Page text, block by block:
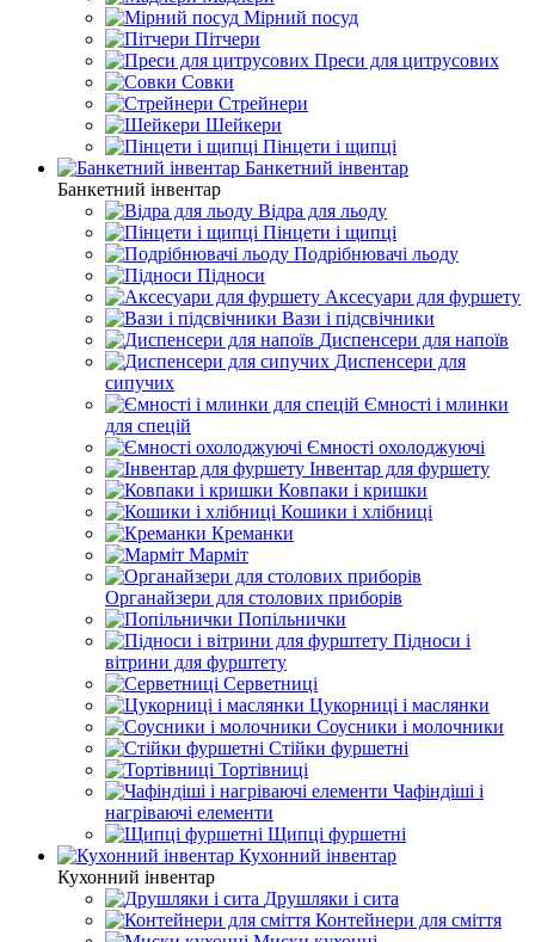
Мірний посуд
Пітчери
Преси для цитрусових
Совки
Стрейнери
Шейкери
Пінцети і щипці
Банкетний інвентар
Банкетний інвентар
Відра для льоду
Пінцети і щипці
Подрібнювачі льоду
Підноси
Аксесуари для фуршету
Вази і підсвічники
Диспенсери для напоїв
Диспенсери для
сипучих
Ємності і млинки
для спецій
Ємності охолоджуючі
Інвентар для фуршету
Ковпаки і кришки
Кошики і хлібниці
Креманки
Марміт
Органайзери для столових приборів
Попільнички
Підноси і
вітрини для фурштету
Серветниці
Цукорниці і маслянки
Соусники і молочники
Стійки фуршетні
Тортівниці
Чафіндіші і
нагріваючі елементи
Щипці фуршетні
Кухонний інвентар
Кухонний інвентар
Друшляки і сита
Контейнери для сміття